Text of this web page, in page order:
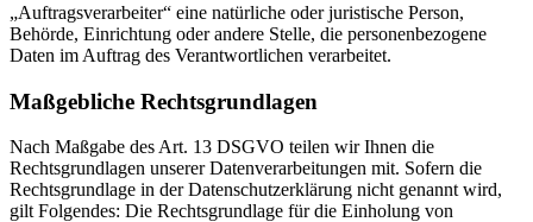
„Auftragsverarbeiter“ eine natürliche oder juristische Person,
Behörde, Einrichtung oder andere Stelle, die personenbezogene
Daten im Auftrag des Verantwortlichen verarbeitet.
Maßgebliche Rechtsgrundlagen
Nach Maßgabe des Art. 13 DSGVO teilen wir Ihnen die
Rechtsgrundlagen unserer Datenverarbeitungen mit. Sofern die
Rechtsgrundlage in der Datenschutzerklärung nicht genannt wird,
gilt Folgendes: Die Rechtsgrundlage für die Einholung von